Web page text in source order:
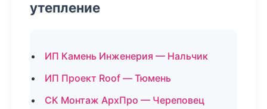
утепление
ИП Камень Инженерия — Нальчик
ИП Проект Roof — Тюмень
СК Монтаж АрхПро — Череповец